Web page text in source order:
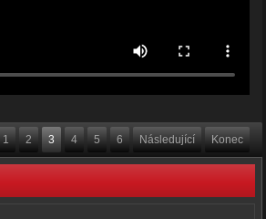
1 2 3 4 5 6 Následující Konec